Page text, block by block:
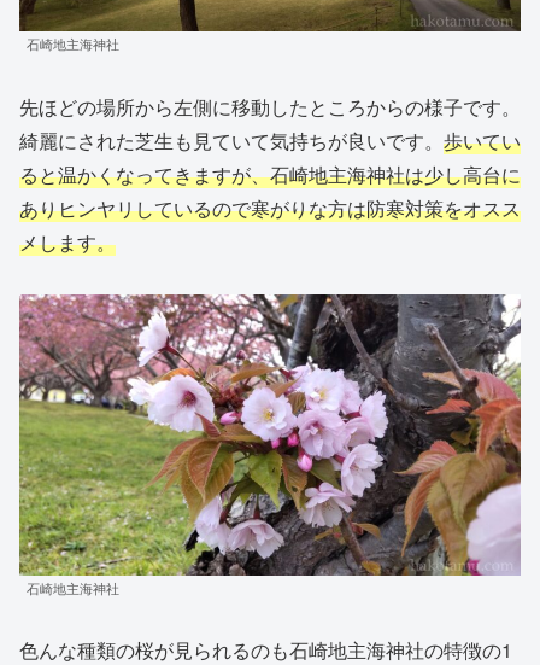
石崎地主海神社
先ほどの場所から左側に移動したところからの様子です。
綺麗にされた芝生も見ていて気持ちが良いです。 歩いてい
ると温かくなってきますが、石崎地主海神社は少し高台に
ありヒンヤリしているので寒がりな方は防寒対策をオスス
メします。
石崎地主海神社
色んな種類の桜が見られるのも石崎地主海神社の特徴の1